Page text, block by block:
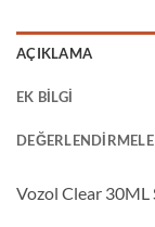
AÇIKLAMA
EK BILGI
Vozol Clear